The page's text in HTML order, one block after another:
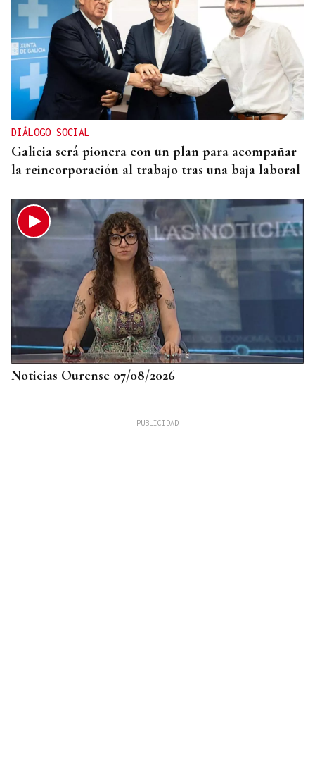
DIÁLOGO SOCIAL
Galicia será pionera con un plan para acompañar
la reincorporación al trabajo tras una baja laboral
Noticias Ourense 07/08/2026